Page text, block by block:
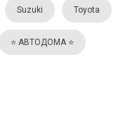
Suzuki Toyota
⭐️ АВТОДОМА ⭐️